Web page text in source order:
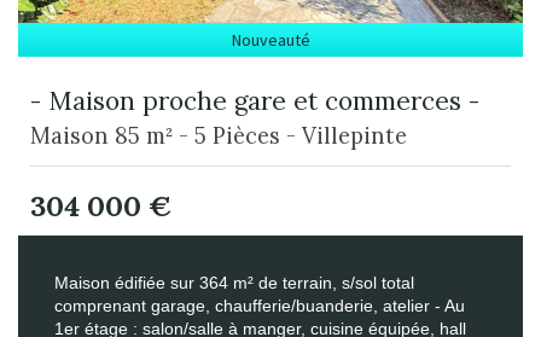
Nouveauté
- Maison proche gare et commerces -
Maison 85 m² - 5 Pièces - Villepinte
304 000 €
Maison édifiée sur 364 m² de terrain, s/sol total
comprenant garage, chaufferie/buanderie, atelier - Au
1er étage : salon/salle à manger, cuisine équipée, hall